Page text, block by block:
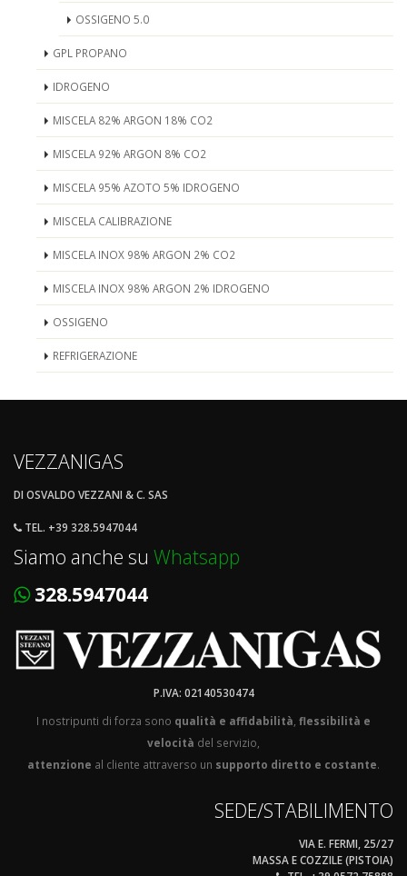
OSSIGENO 5.0
GPL PROPANO
IDROGENO
MISCELA 82% ARGON 18% CO2
MISCELA 92% ARGON 8% CO2
MISCELA 95% AZOTO 5% IDROGENO
MISCELA CALIBRAZIONE
MISCELA INOX 98% ARGON 2% CO2
MISCELA INOX 98% ARGON 2% IDROGENO
OSSIGENO
REFRIGERAZIONE
VEZZANIGAS
DI OSVALDO VEZZANI & C. SAS
TEL. +39 328.5947044
Siamo anche su Whatsapp
328.5947044
P.IVA: 02140530474
I nostripunti di forza sono qualità e affidabilità flessibilità e
velocità del servizio,
attenzione al cliente attraverso un supporto diretto e costante.
SEDE/STABILIMENTO
VIA E. FERMI, 25/27
MASSA E COZZILE (PISTOIA)